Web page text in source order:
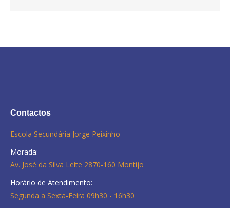
Contactos
Escola Secundária Jorge Peixinho
Morada:
Av. José da Silva Leite 2870-160 Montijo
Horário de Atendimento:
Segunda a Sexta-Feira 09h30 - 16h30